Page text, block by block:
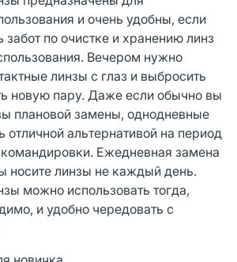
и очень удобны, если
забот по очистке и хранению линз
Вечером нужно
линзы с глаз и выбросить
новую пару. Даже если обычно вы
плановой замены, однодневные
отличной альтернативой на период
Ежедневная замена
носите линзы не каждый день.
можно использовать тогда,
и удобно чередовать с